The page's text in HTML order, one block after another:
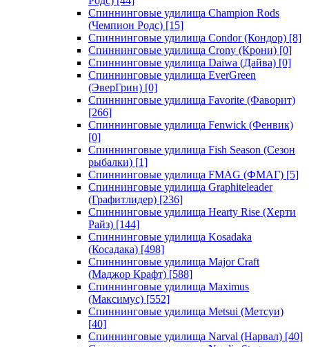
Спиннинговые удилища Champion Rods
(Чемпион Родс) [15]
Спиннинговые удилища Condor (Кондор) [8]
Спиннинговые удилища Crony (Крони) [0]
Спиннинговые удилища Daiwa (Дайва) [0]
Спиннинговые удилища EverGreen
(ЭверГрин) [0]
Спиннинговые удилища Favorite (Фаворит)
[266]
Спиннинговые удилища Fenwick (Фенвик)
[0]
Спиннинговые удилища Fish Season (Сезон
рыбалки) [1]
Спиннинговые удилища FMAG (ФМАГ) [5]
Спиннинговые удилища Graphiteleader
(Графитлидер) [236]
Спиннинговые удилища Hearty Rise (Херти
Райз) [144]
Спиннинговые удилища Kosadaka
(Косадака) [498]
Спиннинговые удилища Major Craft
(Маджор Крафт) [588]
Спиннинговые удилища Maximus
(Максимус) [552]
Спиннинговые удилища Metsui (Метсуи)
[40]
Спиннинговые удилища Narval (Нарвал) [40]